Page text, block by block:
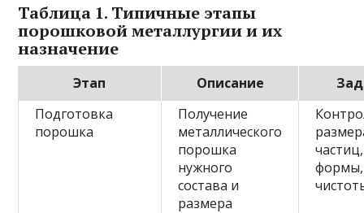
Таблица 1. Типичные этапы
порошковой металлургии и их
назначение
Этап Описание
Подготовка
порошка
Получение
металлического
порошка
нужного
состава и
размера
частиц,
формы,